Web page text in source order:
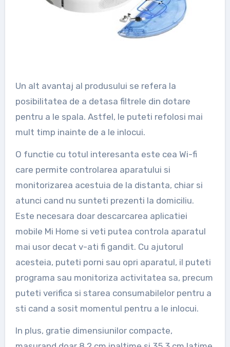
Un alt avantaj al produsului se refera la
posibilitatea de a detasa filtrele din dotare
pentru a le spala. Astfel, le puteti refolosi mai
mult timp inainte de a le inlocui.
O functie cu totul interesanta este cea Wi-fi
care permite controlarea aparatului si
monitorizarea acestuia de la distanta, chiar si
atunci cand nu sunteti prezenti la domiciliu.
Este necesara doar descarcarea aplicatiei
mobile Mi Home si veti putea controla aparatul
mai usor decat v-ati fi gandit. Cu ajutorul
acesteia, puteti porni sau opri aparatul, il puteti
programa sau monitoriza activitatea sa, precum
puteti verifica si starea consumabilelor pentru a
sti cand a sosit momentul pentru a le inlocui.
In plus, gratie dimensiunilor compacte,